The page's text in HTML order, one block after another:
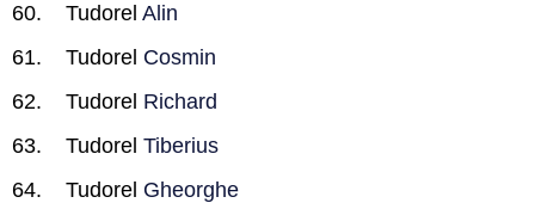
Tudorel Alin
Tudorel Cosmin
Tudorel Richard
Tudorel Tiberius
Tudorel Gheorghe